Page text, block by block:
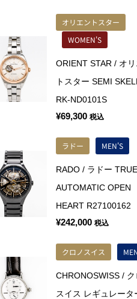
オリエントスター
WOMEN'S
ORIENT STAR / オ
トスター SEMI
RK-ND0101S
¥69,300 税込
ラドー MEN'S
RADO / ラドー TRUE
AUTOMATIC OPEN
HEART R27100162
¥242,000 税込
クロノスイス
CHRONOSWISS / ク
スイス レギュレータ